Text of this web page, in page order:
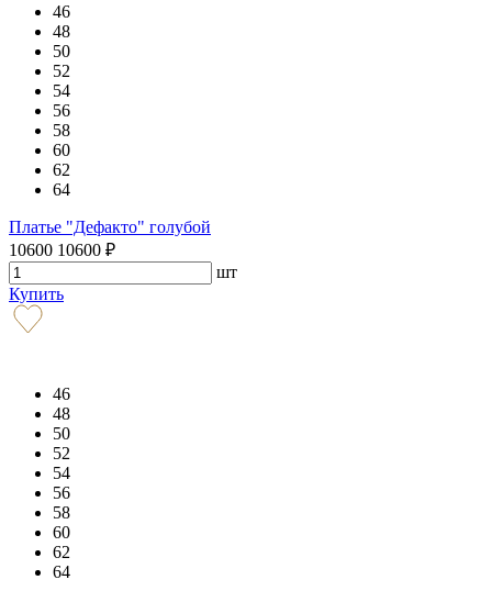
46
48
50
52
54
56
58
60
62
64
Платье "Дефакто" голубой
10600 10600 ₽
шт
Купить
46
48
50
52
54
56
58
60
62
64